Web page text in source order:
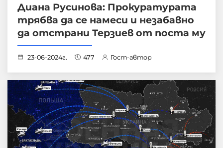
Диана Русинова: Прокуратурата
трябва да се намеси и незабавно
да отстрани Терзиев от поста му
23-06-2024г. 477 Гост-автор